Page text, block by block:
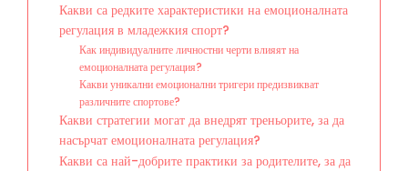
Какви са редките характеристики на емоционалната
регулация в младежкия спорт?
Как индивидуалните личностни черти влияят на
емоционалната регулация?
Какви уникални емоционални тригери предизвикват
различните спортове?
Какви стратегии могат да внедрят треньорите, за да
насърчат емоционалната регулация?
Какви са най-добрите практики за родителите, за да